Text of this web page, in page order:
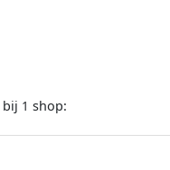
bij 1 shop: